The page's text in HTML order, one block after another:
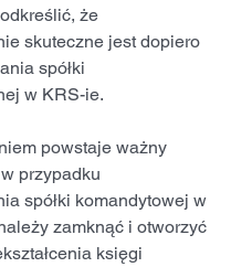
że
skuteczne jest dopiero
spółki
w KRS-ie.
powstaje ważny
przypadku
spółki komandytowej w
zamknąć i otworzyć
księgi